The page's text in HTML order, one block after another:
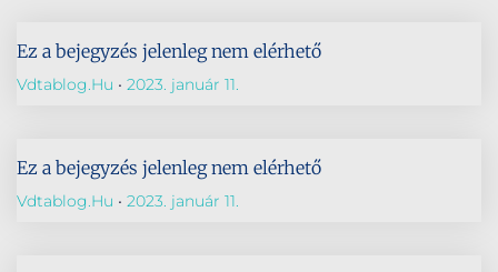
Ez a bejegyzés jelenleg nem elérhető
Vdtablog.hu 2023. január 11.
Ez a bejegyzés jelenleg nem elérhető
Vdtablog.hu 2023. január 11.